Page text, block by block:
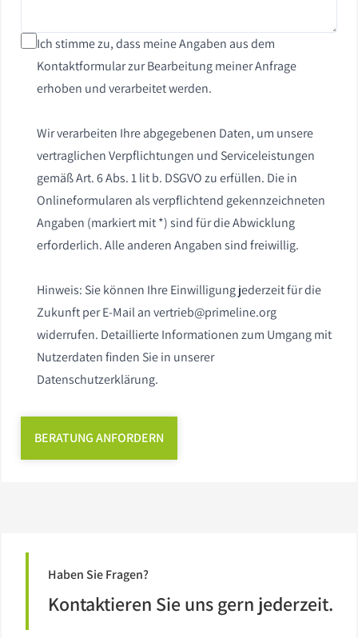
Ich stimme zu, dass meine Angaben aus dem
Kontaktformular zur Bearbeitung meiner Anfrage
erhoben und verarbeitet werden.
Wir verarbeiten Ihre abgegebenen Daten, um unsere
vertraglichen Verpflichtungen und Serviceleistungen
gemäß Art. 6 Abs. 1 lit b. DSGVO zu erfüllen. Die in
Onlineformularen als verpflichtend gekennzeichneten
Angaben (markiert mit *) sind für die Abwicklung
erforderlich. Alle anderen Angaben sind freiwillig.
Hinweis: Sie können Ihre Einwilligung jederzeit für die
Zukunft per E-Mail anvertrieb@primeline.org
widerrufen. Detaillierte Informationen zum Umgang mit
Nutzerdaten finden Sie in unserer
Datenschutzerklärung.
BERATUNG ANFORDERN
Haben Sie Fragen?
Kontaktieren Sie uns gern jederzeit.